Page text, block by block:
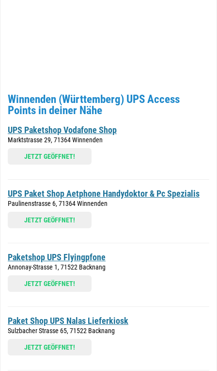
Winnenden (Württemberg) UPS Access
Points in deiner Nähe
UPS Paketshop Vodafone Shop
Marktstrasse 29, 71364 Winnenden
JETZT GEÖFFNET!
UPS Paket Shop Aetphone Handydoktor & Pc Spezialis
Paulinenstrasse 6, 71364 Winnenden
JETZT GEÖFFNET!
Paketshop UPS Flyingpfone
Annonay-Strasse 1, 71522 Backnang
JETZT GEÖFFNET!
Paket Shop UPS Nalas Lieferkiosk
Sulzbacher Strasse 65, 71522 Backnang
JETZT GEÖFFNET!